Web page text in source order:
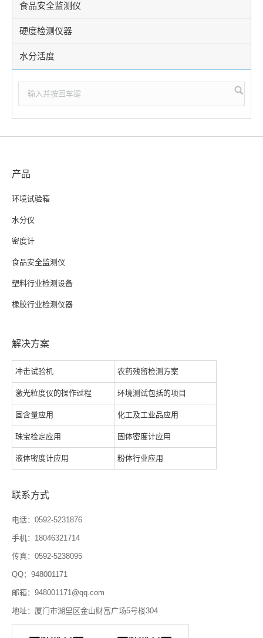
食品安全监测仪
硬度检测仪器
水分活度
产品
环境试验箱
水分仪
密度计
食品安全监测仪
塑料行业检测设备
橡胶行业检测仪器
解决方案
冲击试验机 农药残留检测方案
激光粒度仪的操作过程 环境测试包括的项目
固含量应用 化工及工业品应用
珠宝检定应用 固体密度计应用
液体密度计应用 粉体行业应用
联系方式
电话：0592-5231876
手机：18046321714
传真：0592-5238095
QQ：948001171
邮箱：948001171@qq.com
地址：厦门市湖里区金山财富广场5号楼304